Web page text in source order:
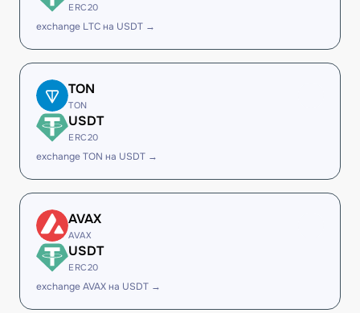
ERC20
exchange LTC на USDT →
TON
TON
USDT
ERC20
exchange TON на USDT →
AVAX
AVAX
USDT
ERC20
exchange AVAX на USDT →